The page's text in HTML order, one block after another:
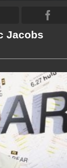
Jacobs